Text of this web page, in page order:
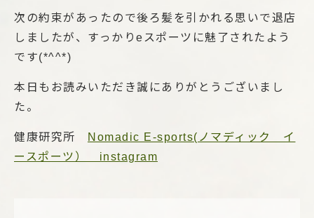
次の約束があったので後ろ髪を引かれる思いで退店
しましたが、すっかりeスポーツに魅了されたよう
です(*^^*)
本日もお読みいただき誠にありがとうございまし
た。
健康研究所
Nomadic E-sports(ノマディック イ
ースポーツ） instagram